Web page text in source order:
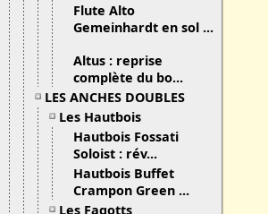
Flute Alto
Gemeinhardt en sol ...
Altus : reprise
complète du bo...
LES ANCHES DOUBLES
Les Hautbois
Hautbois Fossati
Soloist : rév...
Hautbois Buffet
Crampon Green ...
Les Fagotts